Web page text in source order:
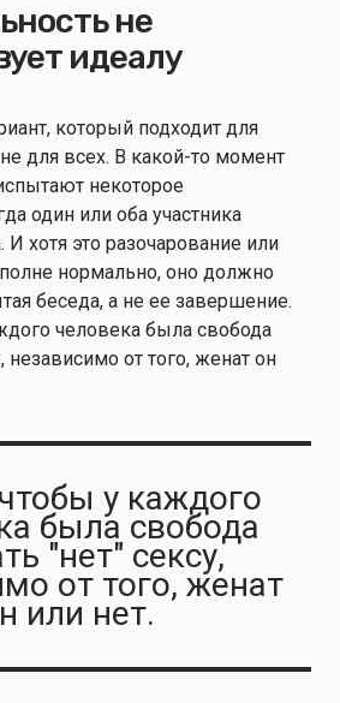
не
идеалу
который подходит для
для всех. В какой-то момент
некоторое
один или оба участника
И хотя это разочарование или
нормально, оно должно
беседа, а не ее завершение.
человека была свобода
независимо от того, женат он
у каждого
была свобода
"нет" сексу,
от того, женат
или нет.